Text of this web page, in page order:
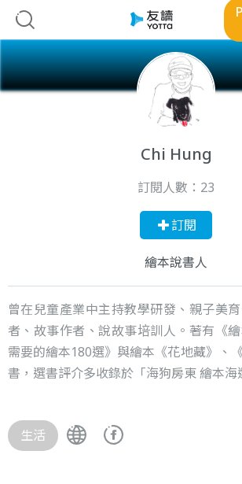
Chi Hung
訂閱人數： 23
訂閱
繪本說書人
曾在兒童產業中主持教學研發、親子美
者、故事作者、說故事培訓人。著有《
需要的繪本180選》與繪本《花地藏》、
書，選書評介多收錄於「海狗房東 繪本海
生活